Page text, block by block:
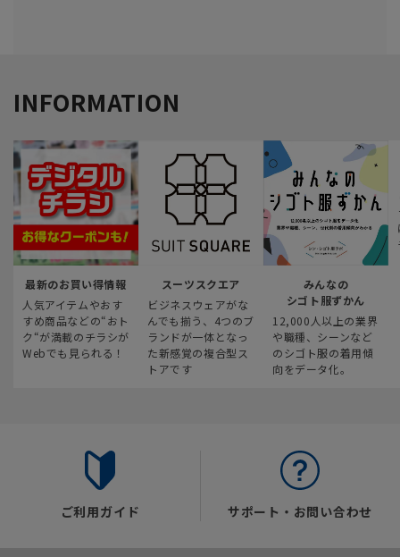
INFORMATION
最新のお買い得情報
人気アイテムやおす
すめ商品などの“おト
ク“が満載のチラシが
Webでも見られる！
スーツスクエア
ビジネスウェアがな
んでも揃う、4つのブ
ランドが一体となっ
た新感覚の複合型ス
トアです
みんなの
シゴト服ずかん
12,000人以上の業界
や職種、シーンなど
のシゴト服の着用傾
向をデータ化。
ご利用ガイド サポート・お問い合わせ